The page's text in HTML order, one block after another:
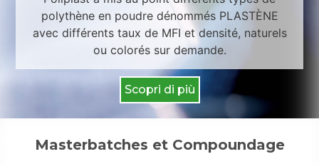
polythène en poudre dénommés PLASTÈNE
avec différents taux de MFI et densité, naturels
ou colorés sur demande.
Scopri di più
Masterbatches et Compoundage